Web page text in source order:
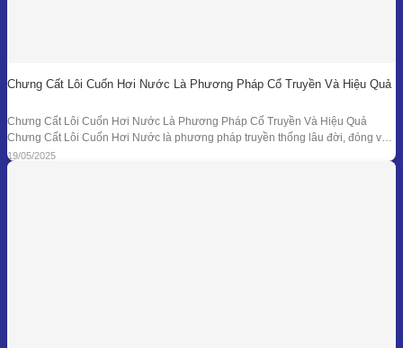
Chưng Cất Lôi Cuốn Hơi Nước Là Phương Pháp Cổ Truyền Và Hiệu Quả
Chưng Cất Lôi Cuốn Hơi Nước Là Phương Pháp Cổ Truyền Và Hiệu Quả
Chưng Cất Lôi Cuốn Hơi Nước là phương pháp truyền thống lâu đời, đóng vai
trò nền tảng trong ngành chiết xuất tinh dầu thiên nhiên. Từ những nồi đồng thủ
công ở các làng nghề cho đến hệ thống chưng
19/05/2025